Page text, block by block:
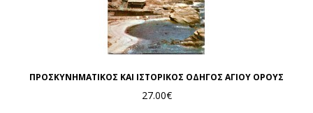
ΠΡΟΣΚΥΝΗΜΑΤΙΚΟΣ ΚΑΙ ΙΣΤΟΡΙΚΟΣ ΟΔΗΓΟΣ ΑΓΙΟΥ ΟΡΟΥΣ
27.00€